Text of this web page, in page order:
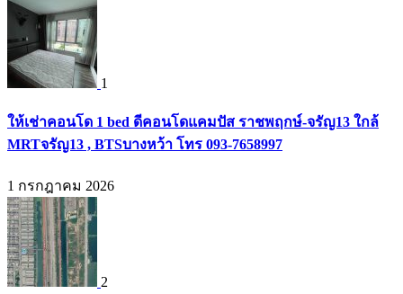
1
ให้เช่าคอนโด 1 bed ดีคอนโดแคมปัส ราชพฤกษ์-จรัญ13 ใกล้
MRTจรัญ13 , BTSบางหว้า โทร 093-7658997
1 กรกฎาคม 2026
2